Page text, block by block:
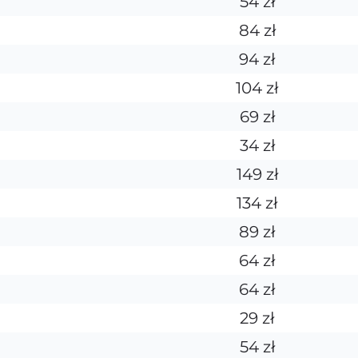
84 zł
94 zł
104 zł
69 zł
34 zł
149 zł
134 zł
89 zł
64 zł
64 zł
29 zł
54 zł